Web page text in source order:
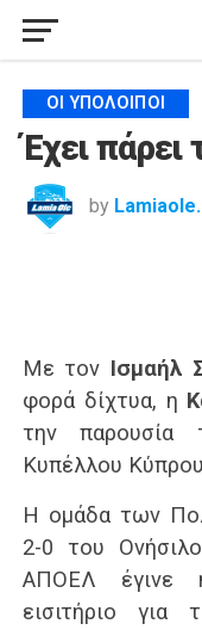
ΟΙ ΥΠΌΛΟΙΠΟΙ
Έχει
by
Με τον Ισμαήλ
φορά δίχτυα, η
την παρουσία
Κυπέλλου
Η ομάδα των
2-0 του
ΑΠΟΕΛ έγινε
εισιτήριο για